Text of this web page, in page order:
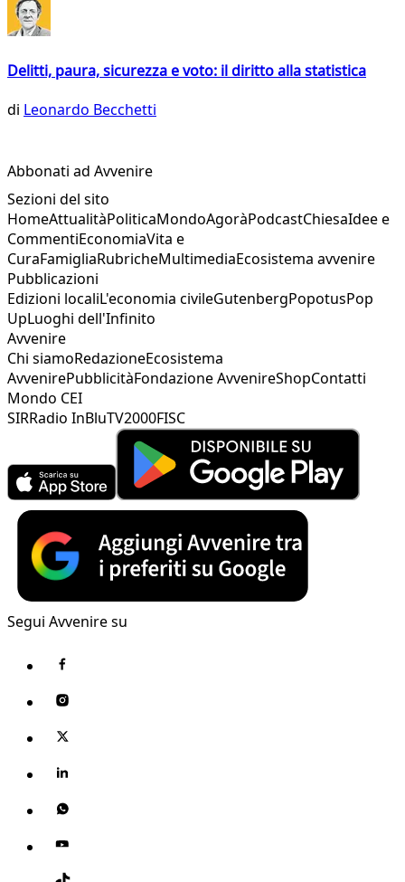
Delitti, paura, sicurezza e voto: il diritto alla statistica
di Leonardo Becchetti
Abbonati ad Avvenire
Sezioni del sito
HomeAttualitàPoliticaMondoAgoràPodcastChiesaIdee e
CommentiEconomiaVita e
CuraFamigliaRubricheMultimediaEcosistema avvenire
Pubblicazioni
Edizioni localiL'economia civileGutenbergPopotusPop
UpLuoghi dell'Infinito
Avvenire
Chi siamoRedazioneEcosistema
AvvenirePubblicitàFondazione AvvenireShopContatti
Mondo CEI
SIRRadio InBluTV2000FISC
Segui Avvenire su